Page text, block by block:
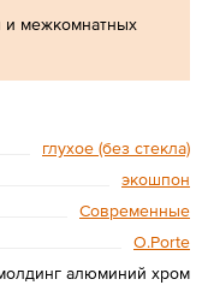
и межкомнатных
глухое (без стекла)
экошпон
Современные
O.Porte
алюминий хром